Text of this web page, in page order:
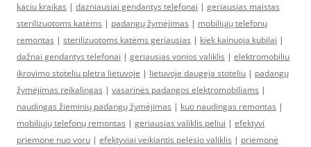
kaciu kraikas | dazniausiai gendantys telefonai | geriausias maistas
sterilizuotoms katėms | padangų žymėjimas | mobiliųjų telefonų
remontas | sterilizuotoms katėms geriausias | kiek kainuoja kubilai |
dažnai gendantys telefonai | geriausias vonios valiklis | elektromobiliu
ikrovimo stoteliu pletra lietuvoje | lietuvoje daugeja stoteliu | padangų
žymėjimas reikalingas | vasarinės padangos elektromobiliams |
naudingas žieminių padangų žymėjimas | kuo naudingas remontas |
mobiliųjų telefonų remontas | geriausias valiklis peliui | efektyvi
priemone nuo voru | efektyviai veikiantis pelėsio valiklis | priemonė